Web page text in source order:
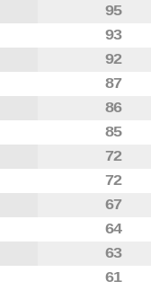
95
93
92
87
86
85
72
72
67
64
63
61